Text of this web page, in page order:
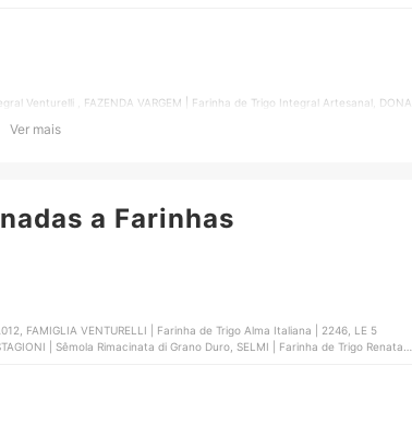
Venturelli , FAZENDA VARGEM | Farinha de Trigo Integral Artesanal, DONA
Ver mais
a Farinhas
FAMIGLIA VENTURELLI | Farinha de Trigo Alma Italiana | 2246, LE 5
| Sêmola Rimacinata di Grano Duro, SELMI | Farinha de Trigo Renata